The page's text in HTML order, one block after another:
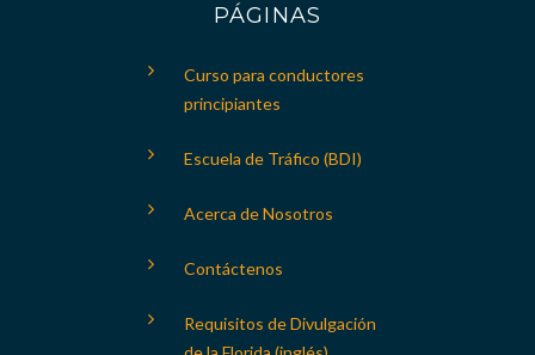
PÁGINAS
Curso para conductores
principiantes
Escuela de Tráfico (BDI)
Acerca de Nosotros
Contáctenos
Requisitos de Divulgación